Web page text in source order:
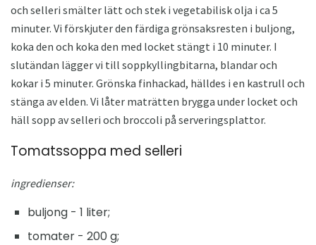
och selleri smälter lätt och stek i vegetabilisk olja i ca 5
minuter. Vi förskjuter den färdiga grönsaksresten i buljong,
koka den och koka den med locket stängt i 10 minuter. I
slutändan lägger vi till soppkyllingbitarna, blandar och
kokar i 5 minuter. Grönska finhackad, hälldes i en kastrull och
stänga av elden. Vi låter maträtten brygga under locket och
häll sopp av selleri och broccoli på serveringsplattor.
Tomatssoppa med selleri
ingredienser:
buljong - 1 liter;
tomater - 200 g;